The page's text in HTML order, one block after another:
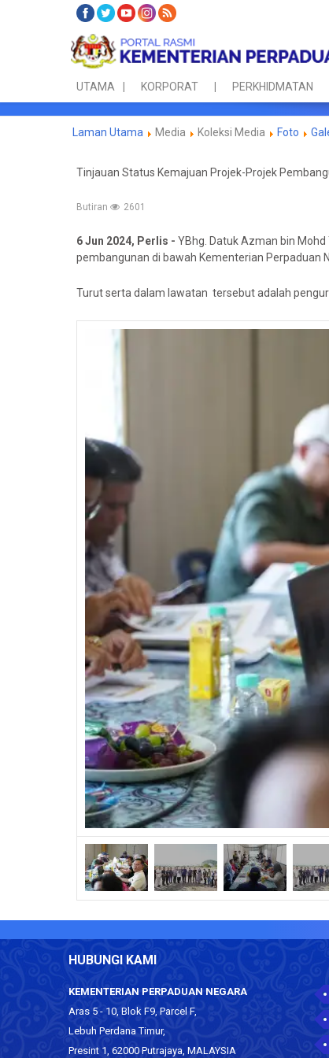
UTAMA KORPORAT PERKHIDMATAN
Laman Utama Media Koleksi Media Foto
Tinjauan Status Kemajuan Projek-Projek
Butiran 2601
6 Jun 2024, Perlis - YBhg. Datuk Azman bin
pembangunan di bawah Kementerian Perpaduan
Turut serta dalam lawatan tersebut adalah
HUBUNGI KAMI
KEMENTERIAN PERPADUAN NEGARA
Aras 5 - 10, Blok F9, Parcel F,
Lebuh Perdana Timur,
Presint 1, 62000 Putrajaya, MALAYSIA